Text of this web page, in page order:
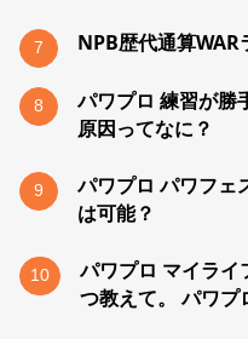
7 NPB歴代通算WAR
8
パワプロ 練習が勝
原因ってなに？
9
パワプロ パワフェ
は可能？
10
パワプロ マイライ
つ教えて。 パワプ